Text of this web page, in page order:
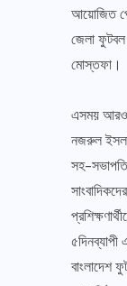
আয়োজিত
জেলা ফুটবল
মোস্তফা।
এসময় আরও
নজরুল
সহ-
বাংলাদেশ